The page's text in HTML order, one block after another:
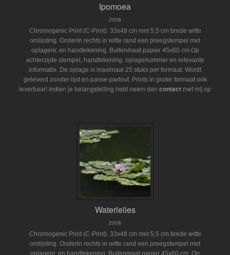
Ipomoea
2008
Chromogenic Print (C-Print). 33x48 cm met 5,5 cm brede witte
omlijsting. Onderin rechts in witte rand een preegstempel met
oplagenr. en handtekening. Buitenmaat papier 45x60 cm.Op
achterzijde stempel, handtekening, oplagenummer en relevante
informatie. De oplage is maximaal 25 stuks per formaat. Wordt
geleverd zonder lijst en passe-partout. Prints in groter formaat ook
leverbaar! Indien je belangstelling hebt neem dan contact met mij op
Waterlelies
2008
Chromogenic Print (C-Print). 33x48 cm met 5,5 cm brede witte
omlijsting. Onderin rechts in witte rand een preegstempel met
oplagenr. en handtekening. Buitenmaat papier 45x60 cm. Op